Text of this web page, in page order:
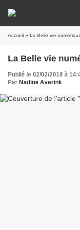
Accueil » La Belle vie
La Belle vie
Publié le 02/02/2018 à
Par Nadine Averink